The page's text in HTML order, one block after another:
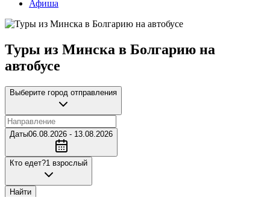
Афиша
Туры из Минска в Болгарию на
автобусе
Выберите город отправления
Даты06.08.2026 - 13.08.2026
Кто едет?1 взрослый
Найти